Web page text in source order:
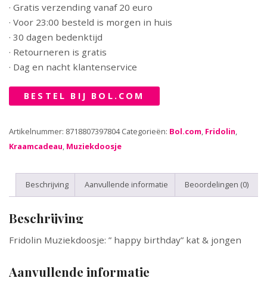
· Gratis verzending vanaf 20 euro
· Voor 23:00 besteld is morgen in huis
· 30 dagen bedenktijd
· Retourneren is gratis
· Dag en nacht klantenservice
BESTEL BIJ BOL.COM
Artikelnummer: 8718807397804 Categorieën: Bol.com, Fridolin,
Kraamcadeau, Muziekdoosje
Beschrijving Aanvullende informatie Beoordelingen (0)
Beschrijving
Fridolin Muziekdoosje: ” happy birthday” kat & jongen
Aanvullende informatie